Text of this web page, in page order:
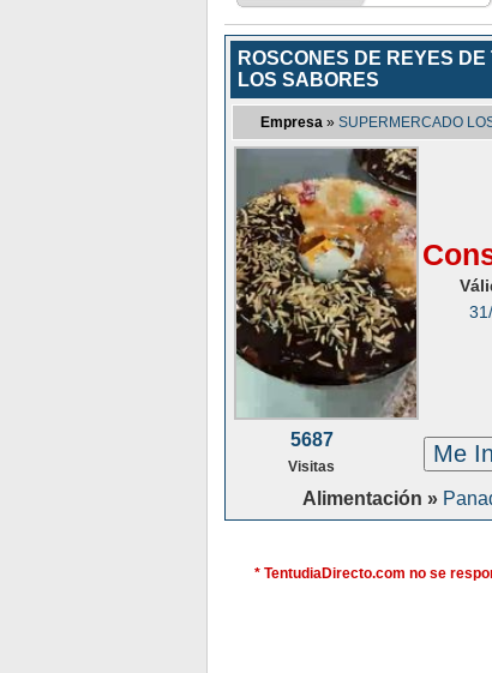
ROSCONES DE REYES DE
LOS SABORES
Empresa» SUPERMERCADO
5687
Visitas Me
Alimentación »
* TentudiaDirecto.com no se